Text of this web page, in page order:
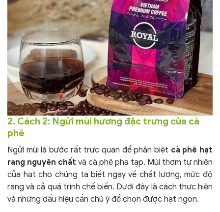
2. Cách 2: Ngửi mùi hương đặc trưng của cà
phê
Ngửi mùi là bước rất trực quan để phân biệt cà phê hạt
rang nguyên chất và cà phê pha tạp. Mùi thơm tự nhiên
của hạt cho chúng ta biết ngay về chất lượng, mức độ
rang và cả quá trình chế biến. Dưới đây là cách thực hiện
và những dấu hiệu cần chú ý để chọn được hạt ngon.